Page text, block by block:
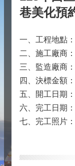
巷美化預
一、工程地點
二、施工廠商
三、監造廠商
四、決標金額
五、開工日期
六、完工日期
七、完工照片：